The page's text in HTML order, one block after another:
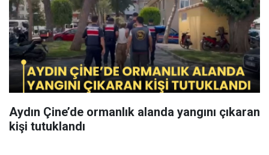
Aydın Çine’de ormanlık alanda yangını çıkaran
kişi tutuklandı